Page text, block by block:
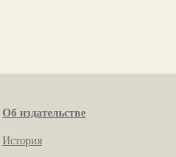
Об издательстве
История